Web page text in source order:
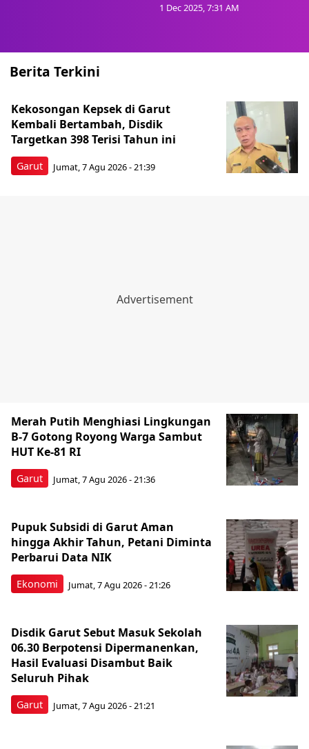
1 Dec 2025, 7:31 AM
Berita Terkini
Garut
Kekosongan Kepsek di Garut
Kembali Bertambah, Disdik
Targetkan 398 Terisi Tahun ini
Jumat, 7 Agu 2026 - 21:39
Garut
Merah Putih Menghiasi Lingkungan
B-7 Gotong Royong Warga Sambut
HUT Ke-81 RI
Jumat, 7 Agu 2026 - 21:36
Ekonomi
Pupuk Subsidi di Garut Aman
hingga Akhir Tahun, Petani Diminta
Perbarui Data NIK
Jumat, 7 Agu 2026 - 21:26
Garut
Disdik Garut Sebut Masuk Sekolah
06.30 Berpotensi Dipermanenkan,
Hasil Evaluasi Disambut Baik
Seluruh Pihak
Jumat, 7 Agu 2026 - 21:21